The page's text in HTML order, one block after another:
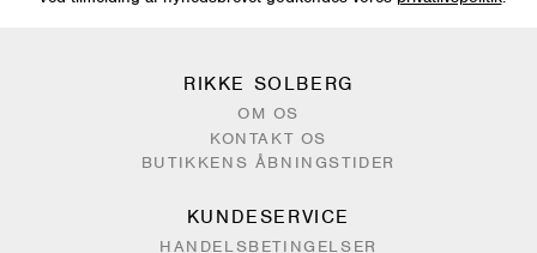
RIKKE SOLBERG
OM OS
KONTAKT OS
BUTIKKENS ÅBNINGSTIDER
KUNDESERVICE
HANDELSBETINGELSER